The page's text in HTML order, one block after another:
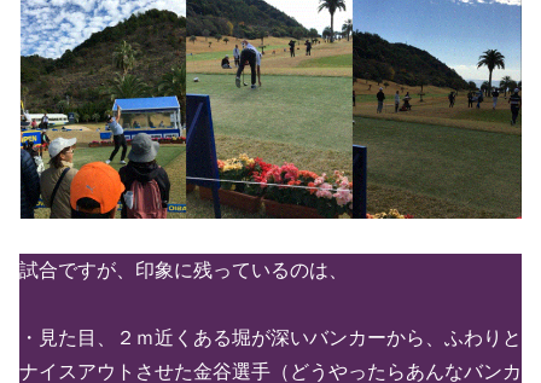
試合ですが、印象に残っているのは、
・見た目、２ｍ近くある堀が深いバンカーから、ふわりと
ナイスアウトさせた金谷選手（どうやったらあんなバンカ